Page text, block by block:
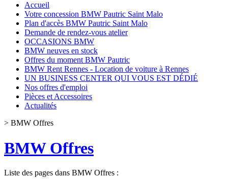
Accueil
Votre concession BMW Pautric Saint Malo
Plan d'accès BMW Pautric Saint Malo
Demande de rendez-vous atelier
OCCASIONS BMW
BMW neuves en stock
Offres du moment BMW Pautric
BMW Rent Rennes - Location de voiture à Rennes
UN BUSINESS CENTER QUI VOUS EST DÉDIÉ
Nos offres d'emploi
Pièces et Accessoires
Actualités
> BMW Offres
BMW Offres
Liste des pages dans BMW Offres :